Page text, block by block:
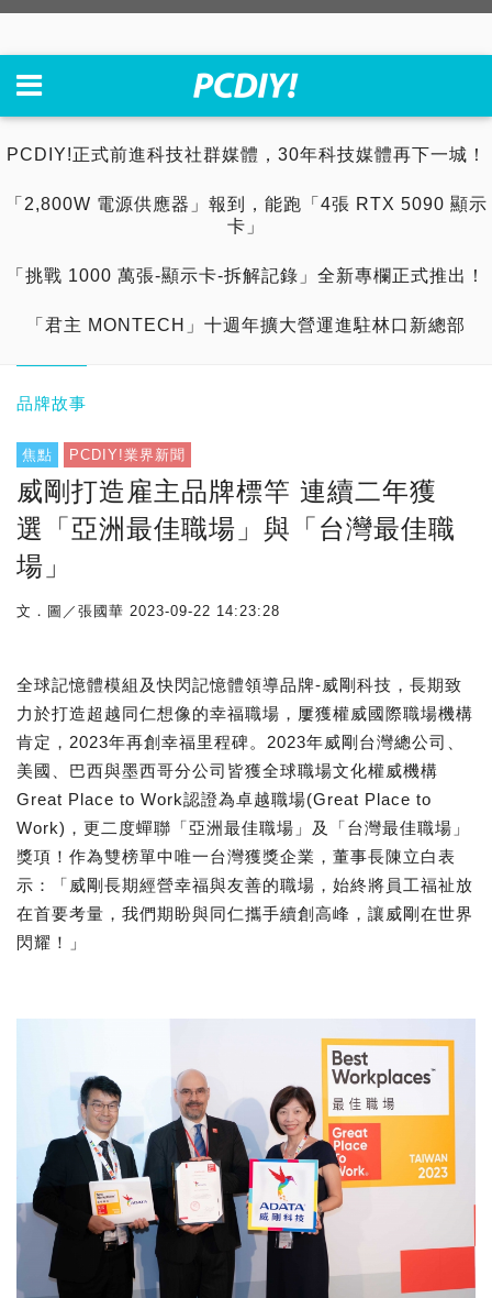
PCDIY!正式前進科技社群媒體，30年科技媒體再下一城！
「2,800W 電源供應器」報到，能跑「4張 RTX 5090 顯示
卡」
「挑戰 1000 萬張-顯示卡-拆解記錄」全新專欄正式推出！
「君主 MONTECH」十週年擴大營運進駐林口新總部
品牌故事
焦點 PCDIY!業界新聞
威剛打造雇主品牌標竿 連續二年獲
選「亞洲最佳職場」與「台灣最佳職
場」
文．圖／張國華 2023-09-22 14:23:28
全球記憶體模組及快閃記憶體領導品牌-威剛科技，長期致
力於打造超越同仁想像的幸福職場，屢獲權威國際職場機構
肯定，2023年再創幸福里程碑。2023年威剛台灣總公司、
美國、巴西與墨西哥分公司皆獲全球職場文化權威機構
Great Place to Work認證為卓越職場(Great Place to
Work)，更二度蟬聯「亞洲最佳職場」及「台灣最佳職場」
獎項！作為雙榜單中唯一台灣獲獎企業，董事長陳立白表
示：「威剛長期經營幸福與友善的職場，始終將員工福祉放
在首要考量，我們期盼與同仁攜手續創高峰，讓威剛在世界
閃耀！」